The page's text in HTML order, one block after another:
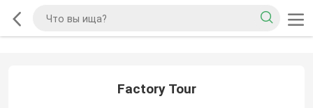
Factory Tour